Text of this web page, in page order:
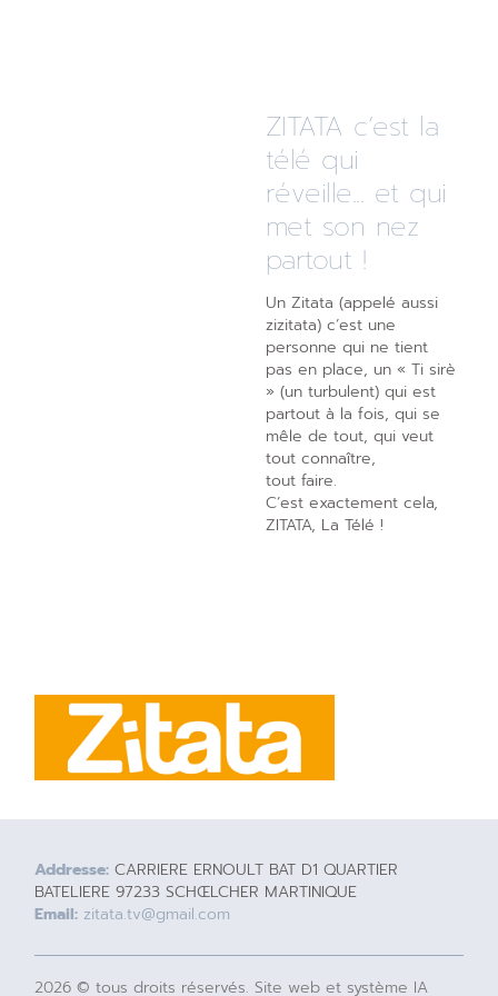
ZITATA c’est la
télé qui
réveille... et qui
met son nez
partout !
Un Zitata (appelé aussi
zizitata) c’est une
personne qui ne tient
pas en place, un « Ti sirè
» (un turbulent) qui est
partout à la fois, qui se
mêle de tout, qui veut
tout connaître,
tout faire.
C’est exactement cela,
ZITATA, La Télé !
Addresse: CARRIERE ERNOULT BAT D1 QUARTIER
BATELIERE 97233 SCHŒLCHER MARTINIQUE
Email: zitata.tv@gmail.com
2026 © tous droits réservés. Site web et système IA